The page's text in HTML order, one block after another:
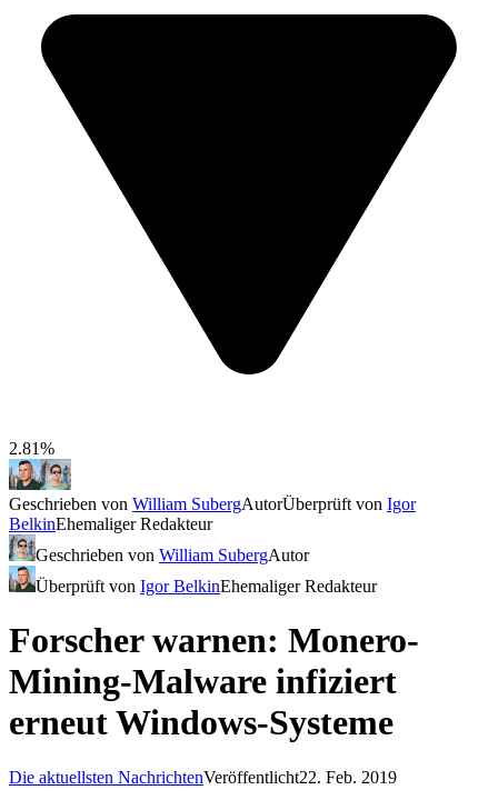
2.81%
Geschrieben von William SubergAutorÜberprüft von Igor
BelkinEhemaliger Redakteur
Geschrieben von William SubergAutor
Überprüft von Igor BelkinEhemaliger Redakteur
Forscher warnen: Monero-
Mining-Malware infiziert
erneut Windows-Systeme
Die aktuellsten NachrichtenVeröffentlicht22. Feb. 2019